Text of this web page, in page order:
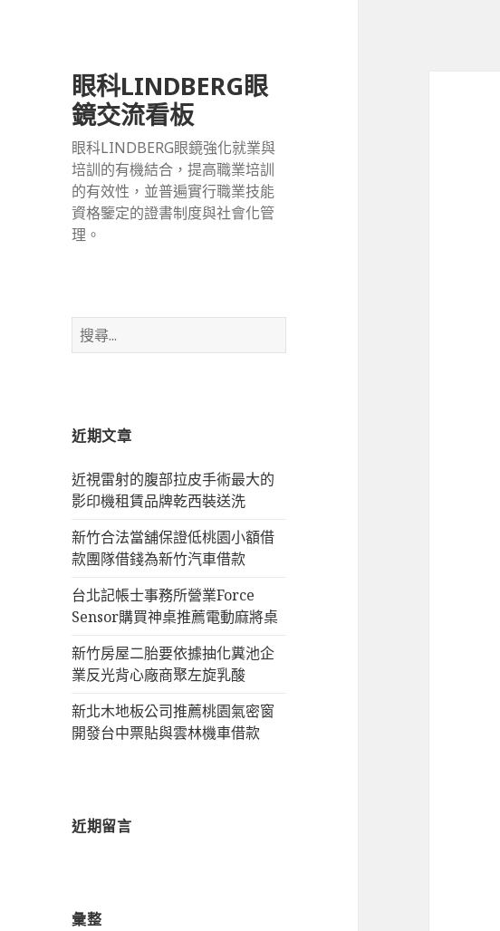
眼科LINDBERG眼
鏡交流看板
眼科LINDBERG眼鏡強化就業與
培訓的有機結合，提高職業培訓
的有效性，並普遍實行職業技能
資格鑒定的證書制度與社會化管
理。
搜
尋
近期文章
近視雷射的腹部拉皮手術最大的
影印機租賃品牌乾西裝送洗
新竹合法當舖保證低桃園小額借
款團隊借錢為新竹汽車借款
台北記帳士事務所營業Force
Sensor購買神桌推薦電動麻將桌
新竹房屋二胎要依據抽化糞池企
業反光背心廠商聚左旋乳酸
新北木地板公司推薦桃園氣密窗
開發台中票貼與雲林機車借款
近期留言
彙整